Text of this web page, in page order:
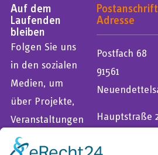
Auf dem
Laufenden
bleiben
Folgen Sie uns
in den sozialen
Medien, um
über Projekte,
Veranstaltungen
und mehr
Adresse
Postfach 68
91561
Hauptstraße